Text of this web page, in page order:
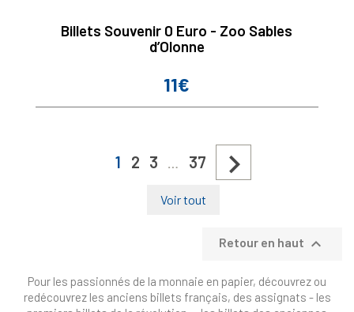
Billets Souvenir 0 Euro - Zoo Sables
d’Olonne
Prix
11€
1 2 3 … 37 
Voir tout
Retour en haut 
Pour les passionnés de la monnaie en papier, découvrez ou
redécouvrez les anciens billets français, des assignats - les